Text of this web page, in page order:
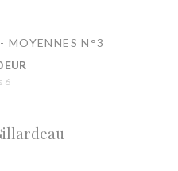
MOYENNES N°3
EUR
6